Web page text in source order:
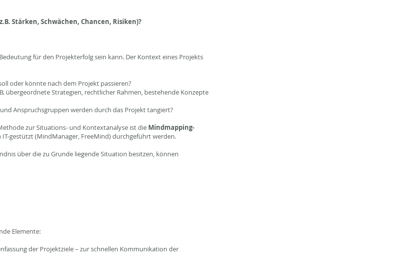
Stärken, Schwächen, Chancen, Risiken)?
für den Projekterfolg sein kann. Der Kontext eines Projekts
oder könnte nach dem Projekt passieren?
übergeordnete Strategien, rechtlicher Rahmen, bestehende Konzepte
Anspruchsgruppen werden durch das Projekt tangiert?
zur Situations- und Kontextanalyse ist die Mindmapping-
gestützt (MindManager, FreeMind) durchgeführt werden.
über die zu Grunde liegende Situation besitzen, können
Elemente:
der Projektziele – zur schnellen Kommunikation der